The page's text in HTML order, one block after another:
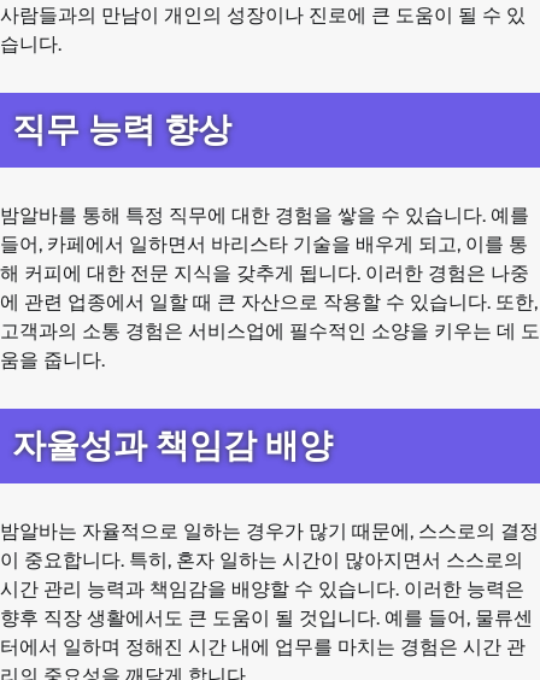
사람들과의 만남이 개인의 성장이나 진로에 큰 도움이 될 수 있
습니다.
직무 능력 향상
밤알바를 통해 특정 직무에 대한 경험을 쌓을 수 있습니다. 예를
들어, 카페에서 일하면서 바리스타 기술을 배우게 되고, 이를 통
해 커피에 대한 전문 지식을 갖추게 됩니다. 이러한 경험은 나중
에 관련 업종에서 일할 때 큰 자산으로 작용할 수 있습니다. 또한,
고객과의 소통 경험은 서비스업에 필수적인 소양을 키우는 데 도
움을 줍니다.
자율성과 책임감 배양
밤알바는 자율적으로 일하는 경우가 많기 때문에, 스스로의 결정
이 중요합니다. 특히, 혼자 일하는 시간이 많아지면서 스스로의
시간 관리 능력과 책임감을 배양할 수 있습니다. 이러한 능력은
향후 직장 생활에서도 큰 도움이 될 것입니다. 예를 들어, 물류센
터에서 일하며 정해진 시간 내에 업무를 마치는 경험은 시간 관